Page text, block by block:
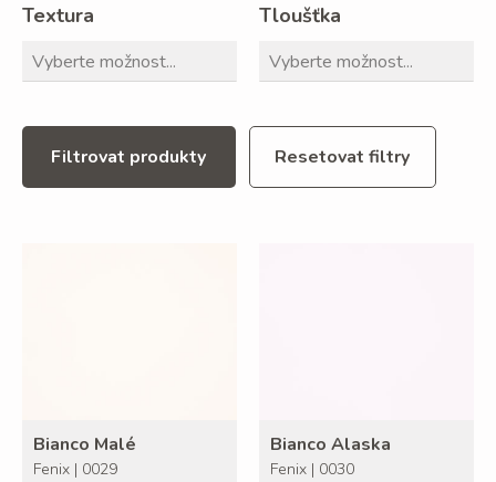
Textura Tloušťka
Filtrovat produkty Resetovat filtry
Bianco Malé
Fenix | 0029
Bianco Alaska
Fenix | 0030